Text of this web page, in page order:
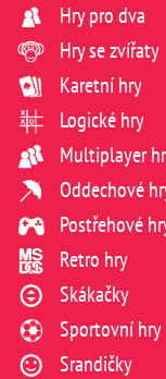
Hry pro dva
Hry se zvířaty
Karetní hry
Logické hry
Multiplayer
Oddechové
Postřehové
Retro hry
Skákačky
Sportovní hry
Srandičky